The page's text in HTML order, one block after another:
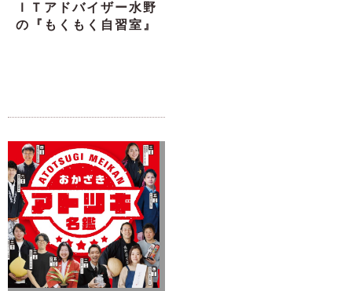
ＩＴアドバイザー水野
の『もくもく自習室』